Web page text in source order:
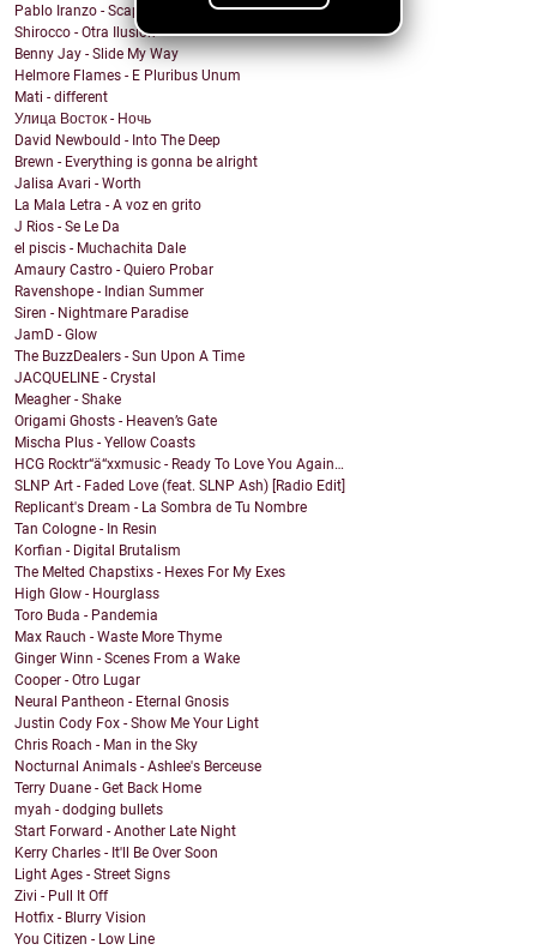
Pablo Iranzo - Scapegoat (Single Edit)
Shirocco - Otra Ilusión
Benny Jay - Slide My Way
Helmore Flames - E Pluribus Unum
Mati - different
Улица Восток - Ночь
David Newbould - Into The Deep
Brewn - Everything is gonna be alright
Jalisa Avari - Worth
La Mala Letra - A voz en grito
J Rios - Se Le Da
el piscis - Muchachita Dale
Amaury Castro - Quiero Probar
Ravenshope - Indian Summer
Siren - Nightmare Paradise
JamD - Glow
The BuzzDealers - Sun Upon A Time
JACQUELINE - Crystal
Meagher - Shake
Origami Ghosts - Heaven’s Gate
Mischa Plus - Yellow Coasts
HCG Rocktr“ä“xxmusic - Ready To Love You Again…
SLNP Art - Faded Love (feat. SLNP Ash) [Radio Edit]
Replicant's Dream - La Sombra de Tu Nombre
Tan Cologne - In Resin
Korfian - Digital Brutalism
The Melted Chapstixs - Hexes For My Exes
High Glow - Hourglass
Toro Buda - Pandemia
Max Rauch - Waste More Thyme
Ginger Winn - Scenes From a Wake
Cooper - Otro Lugar
Neural Pantheon - Eternal Gnosis
Justin Cody Fox - Show Me Your Light
Chris Roach - Man in the Sky
Nocturnal Animals - Ashlee's Berceuse
Terry Duane - Get Back Home
myah - dodging bullets
Start Forward - Another Late Night
Kerry Charles - It'll Be Over Soon
Light Ages - Street Signs
Zivi - Pull It Off
Hotfix - Blurry Vision
You Citizen - Low Line